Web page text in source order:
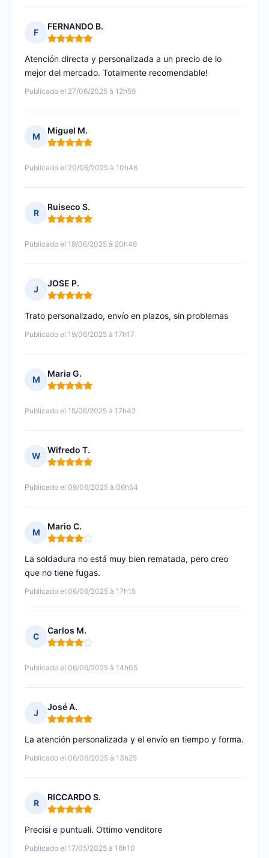
F
FERNANDO B.
Nota: 5 de 5
Publicado el 27/06/2025 à 12h59
Atención directa y personalizada a un precio de lo
mejor del mercado. Totalmente recomendable!
M
Miguel M.
Nota: 5 de 5
Publicado el 20/06/2025 à 10h46
R
Ruiseco S.
Nota: 5 de 5
Publicado el 19/06/2025 à 20h46
J
JOSE P.
Nota: 5 de 5
Publicado el 19/06/2025 à 17h17
Trato personalizado, envío en plazos, sin problemas
M
Maria G.
Nota: 5 de 5
Publicado el 15/06/2025 à 17h42
W
Wifredo T.
Nota: 5 de 5
Publicado el 09/06/2025 à 06h54
M
Mario C.
Nota: 4 de 5
Publicado el 06/06/2025 à 17h15
La soldadura no está muy bien rematada, pero creo
que no tiene fugas.
C
Carlos M.
Nota: 4 de 5
Publicado el 06/06/2025 à 14h05
J
José A.
Nota: 5 de 5
Publicado el 06/06/2025 à 13h25
La atención personalizada y el envío en tiempo y forma.
R
RICCARDO S.
Nota: 5 de 5
Publicado el 17/05/2025 à 16h10
Precisi e puntuali. Ottimo venditore